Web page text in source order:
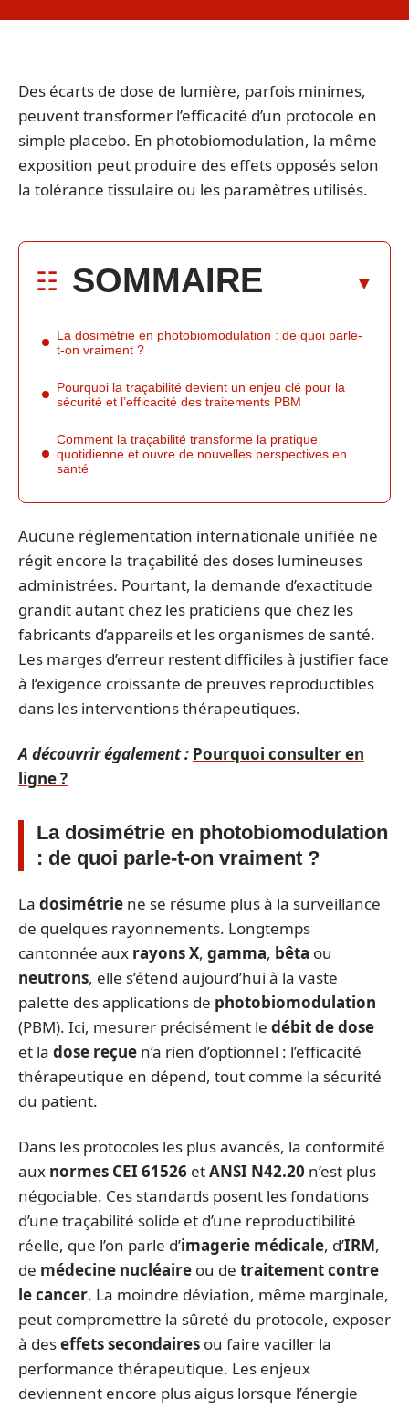
Des écarts de dose de lumière, parfois minimes,
peuvent transformer l’efficacité d’un protocole en
simple placebo. En photobiomodulation, la même
exposition peut produire des effets opposés selon
la tolérance tissulaire ou les paramètres utilisés.
SOMMAIRE
La dosimétrie en photobiomodulation : de quoi parle-
t-on vraiment ?
Pourquoi la traçabilité devient un enjeu clé pour la
sécurité et l’efficacité des traitements PBM
Comment la traçabilité transforme la pratique
quotidienne et ouvre de nouvelles perspectives en
santé
Aucune réglementation internationale unifiée ne
régit encore la traçabilité des doses lumineuses
administrées. Pourtant, la demande d’exactitude
grandit autant chez les praticiens que chez les
fabricants d’appareils et les organismes de santé.
Les marges d’erreur restent difficiles à justifier face
à l’exigence croissante de preuves reproductibles
dans les interventions thérapeutiques.
A découvrir également : Pourquoi consulter en
ligne ?
La dosimétrie en photobiomodulation
: de quoi parle-t-on vraiment ?
La dosimétrie ne se résume plus à la surveillance
de quelques rayonnements. Longtemps
cantonnée aux rayons X, gamma, bêta ou
neutrons, elle s’étend aujourd’hui à la vaste
palette des applications de photobiomodulation
(PBM). Ici, mesurer précisément le débit de dose
et la dose reçue n’a rien d’optionnel : l’efficacité
thérapeutique en dépend, tout comme la sécurité
du patient.
Dans les protocoles les plus avancés, la conformité
aux normes CEI 61526 etANSI N42.20 n’est plus
négociable. Ces standards posent les fondations
d’une traçabilité solide et d’une reproductibilité
réelle, que l’on parle d’imagerie médicale, d’IRM,
de médecine nucléaire ou de traitement contre
le cancer. La moindre déviation, même marginale,
peut compromettre la sûreté du protocole, exposer
à deseffets secondaires ou faire vaciller la
performance thérapeutique. Les enjeux
deviennent encore plus aigus lorsque l’énergie